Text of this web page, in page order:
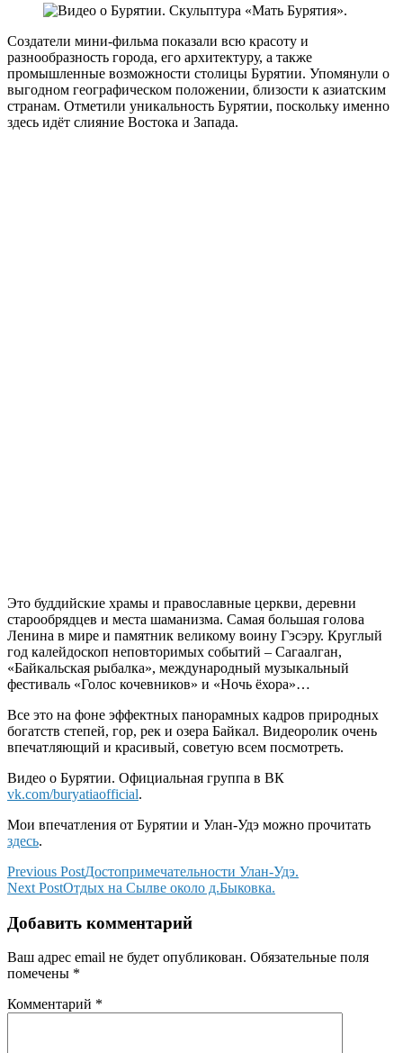
Создатели мини-фильма показали всю красоту и
разнообразность города, его архитектуру, а также
промышленные возможности столицы Бурятии. Упомянули о
выгодном географическом положении, близости к азиатским
странам. Отметили уникальность Бурятии, поскольку именно
здесь идёт слияние Востока и Запада.
Это буддийские храмы и православные церкви, деревни
старообрядцев и места шаманизма. Самая большая голова
Ленина в мире и памятник великому воину Гэсэру. Круглый
год калейдоскоп неповторимых событий – Сагаалган,
«Байкальская рыбалка», международный музыкальный
фестиваль «Голос кочевников» и «Ночь ёхора»…
Все это на фоне эффектных панорамных кадров природных
богатств степей, гор, рек и озера Байкал. Видеоролик очень
впечатляющий и красивый, советую всем посмотреть.
Видео о Бурятии. Официальная группа в ВК
vk.com/buryatiaofficial.
Мои впечатления от Бурятии и Улан-Удэ можно прочитать
здесь.
Навигация
по
записям
Previous PostДостопримечательности Улан-Удэ.
Next PostОтдых на Сылве около д.Быковка.
Добавить комментарий
Ваш адрес email не будет опубликован. Обязательные поля
помечены *
Комментарий *